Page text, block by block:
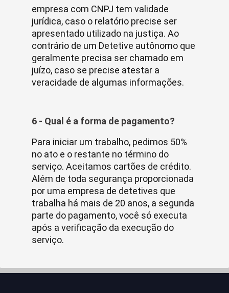
empresa com CNPJ tem validade
jurídica, caso o relatório precise ser
apresentado utilizado na justiça. Ao
contrário de um Detetive autônomo que
geralmente precisa ser chamado em
juízo, caso se precise atestar a
veracidade de algumas informações.
6 - Qual é a forma de pagamento?
Para iniciar um trabalho, pedimos 50%
no ato e o restante no término do
serviço. Aceitamos cartões de crédito.
Além de toda segurança proporcionada
por uma empresa de detetives que
trabalha há mais de 20 anos, a segunda
parte do pagamento, você só executa
após a verificação da execução do
serviço.